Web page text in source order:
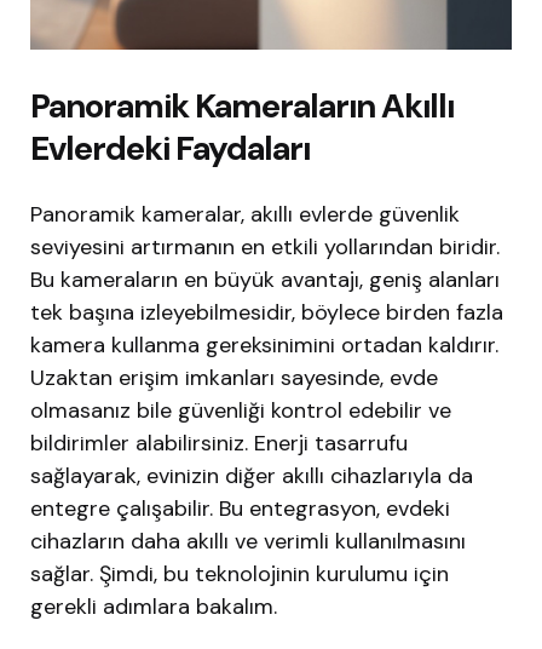
Panoramik Kameraların Akıllı
Evlerdeki Faydaları
Panoramik kameralar, akıllı evlerde güvenlik
seviyesini artırmanın en etkili yollarından biridir.
Bu kameraların en büyük avantajı, geniş alanları
tek başına izleyebilmesidir, böylece birden fazla
kamera kullanma gereksinimini ortadan kaldırır.
Uzaktan erişim imkanları sayesinde, evde
olmasanız bile güvenliği kontrol edebilir ve
bildirimler alabilirsiniz. Enerji tasarrufu
sağlayarak, evinizin diğer akıllı cihazlarıyla da
entegre çalışabilir. Bu entegrasyon, evdeki
cihazların daha akıllı ve verimli kullanılmasını
sağlar. Şimdi, bu teknolojinin kurulumu için
gerekli adımlara bakalım.